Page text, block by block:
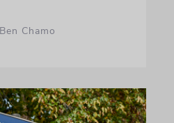
Chamo